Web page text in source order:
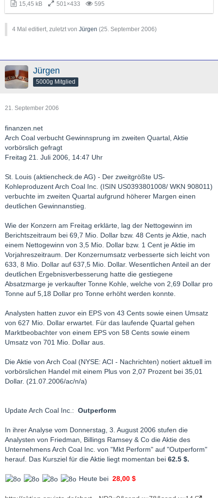
15,45 kB 501×433 595
4 Mal editiert, zuletzt von Jürgen (25. September 2006)
Jürgen
5000g Mitglied
21. September 2006
finanzen.net
Arch Coal verbucht Gewinnsprung im zweiten Quartal, Aktie
vorbörslich gefragt
Freitag 21. Juli 2006, 14:47 Uhr
St. Louis (aktiencheck.de AG) - Der zweitgrößte US-
Kohleproduzent Arch Coal Inc. (ISIN US0393801008/ WKN 908011)
verbuchte im zweiten Quartal aufgrund höherer Margen einen
deutlichen Gewinnanstieg.
Wie der Konzern am Freitag erklärte, lag der Nettogewinn im
Berichtszeitraum bei 69,7 Mio. Dollar bzw. 48 Cents je Aktie, nach
einem Nettogewinn von 3,5 Mio. Dollar bzw. 1 Cent je Aktie im
Vorjahreszeitraum. Der Konzernumsatz verbesserte sich leicht von
633, 8 Mio. Dollar auf 637,5 Mio. Dollar. Wesentlichen Anteil an der
deutlichen Ergebnisverbesserung hatte die gestiegene
Absatzmarge je verkaufter Tonne Kohle, welche von 2,69 Dollar pro
Tonne auf 5,18 Dollar pro Tonne erhöht werden konnte.
Analysten hatten zuvor ein EPS von 43 Cents sowie einen Umsatz
von 627 Mio. Dollar erwartet. Für das laufende Quartal gehen
Marktbeobachter von einem EPS von 58 Cents sowie einem
Umsatz von 701 Mio. Dollar aus.
Die Aktie von Arch Coal (NYSE: ACI - Nachrichten) notiert aktuell im
vorbörslichen Handel mit einem Plus von 2,07 Prozent bei 35,01
Dollar. (21.07.2006/ac/n/a)
Update Arch Coal Inc.: Outperform
In ihrer Analyse vom Donnerstag, 3. August 2006 stufen die
Analysten von Friedman, Billings Ramsey & Co die Aktie des
Unternehmens Arch Coal Inc. von "Mkt Perform" auf "Outperform"
herauf. Das Kursziel für die Aktie liegt momentan bei 62.5 $.
Heute bei 28,00 $